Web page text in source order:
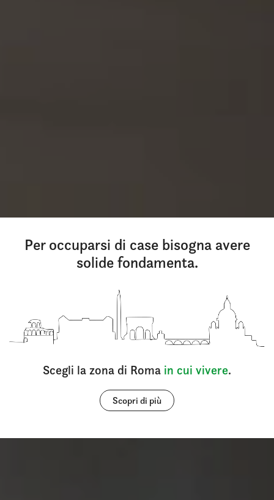
Per occuparsi di case bisogna avere
solide fondamenta.
Scegli la zona di Roma in cui vivere.
Scopri di più